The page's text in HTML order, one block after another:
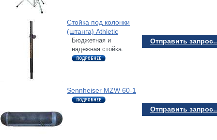
Стойка под колонки
(штанга) Athletic
Бюджетная и
надежная стойка.
Отправить
Sennheiser MZW 60-1
Отправить